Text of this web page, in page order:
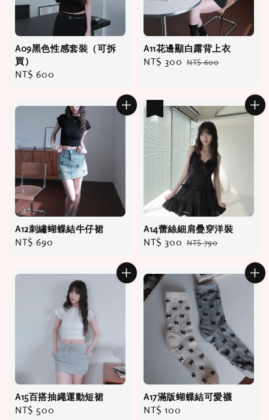
A09黑色性感套裝（可拆
買）
Regular
NT$ 600
A11花邊顯白露背上衣
Sale
NT$ 300 Regular
NT$ 600
A12刺繡蝴蝶結牛仔裙
Regular
NT$ 690
A14蕾絲細肩疊穿洋裝
Sale
NT$ 300 Regular
NT$ 790
A15百搭抽繩運動短裙
Regular
NT$ 500
A17滿版蝴蝶結可愛襪
Regular
NT$ 100